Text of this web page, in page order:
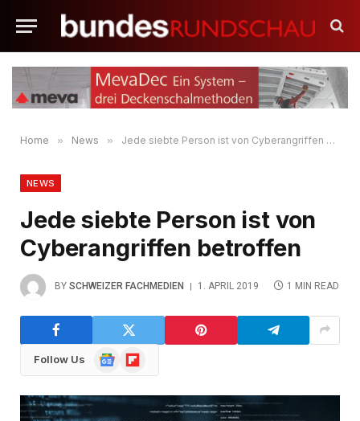
Home » News » Jede siebte Person ist von Cyberangriffen betroffen
NEWS
Jede siebte Person ist von
Cyberangriffen betroffen
BY SCHWEIZER FACHMEDIEN 1. APRIL 2019 1 MIN READ
Follow Us
GoogleFlipboard